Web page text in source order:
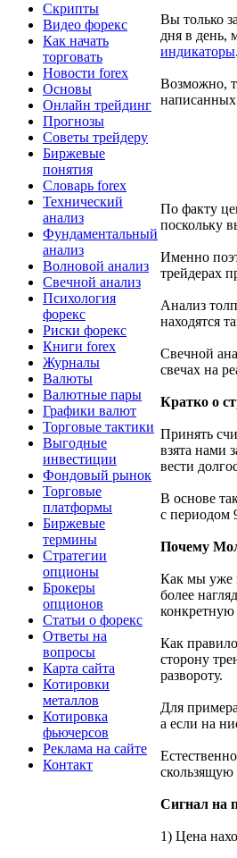
Скрипты
Видео форекс
Как начать
торговать
Новости forex
Основы
Онлайн трейдинг
Прогнозы
Советы трейдеру
Биржевые
понятия
Словарь forex
Технический
анализ
Фундаментальный
анализ
Волновой анализ
Свечной анализ
Психология
форекс
Риски форекс
Книги forex
Журналы
Валюты
Валютные пары
Графики валют
Торговые тактики
Выгодные
инвестиции
Фондовый рынок
Торговые
платформы
Биржевые
термины
Стратегии
опционы
Брокеры
опционов
Статьи о форекс
Ответы на
вопросы
Карта сайта
Котировки
металлов
Котировка
фьючерсов
Реклама на сайте
Контакт
Вы только
дня в день,
индикаторы.
Возможно,
написанных
По факту
поскольку
Именно
трейдерах
Анализ
находятся
Свечной
свечах на
Кратко о
Принять
взята нами
вести
В основе
с периодом
Почему
Как мы уже
более
конкретную
Как
сторону
развороту.
Для
а если на
Естественно
скользящую
Сигнал на
1) Цена